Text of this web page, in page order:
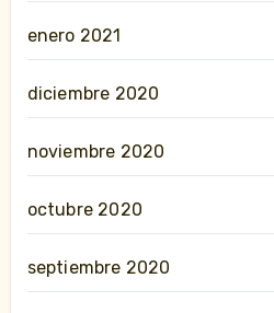
enero 2021
diciembre 2020
noviembre 2020
octubre 2020
septiembre 2020